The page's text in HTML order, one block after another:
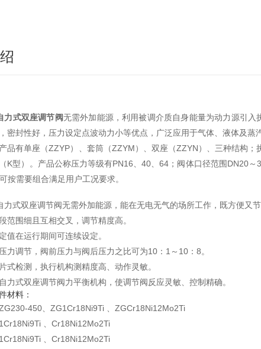
力式双座调节阀无需外加能源，利用被调介质自身能量为动力源引
密封性好，压力设定点波动力小等优点，广泛应用于气体、液体及蒸
品有单座（ZZYP）、套筒（ZZYM）、双座（ZZYN）、三种结构
K型）。产品公称压力等级有PN16、40、64；阀体口径范围DN20
按需要组合满足用户工况要求。
力式双座调节阀无需外加能源，能在无电无气的场所工作，既方便又节
范围细且互相交叉，调节精度高。
值在运行期间可连续设定。
力调节，阀前压力与阀后压力之比可为10：1～10：8。
式检测，执行机构测精度高、动作灵敏。
力式双座调节阀力平衡机构，使调节阀反应灵敏、控制精确。
材料：
450、ZG1Cr18Ni9Ti 、ZGCr18Ni12Mo2Ti
、Cr18Ni12Mo2Ti
、Cr18Ni12Mo2Ti